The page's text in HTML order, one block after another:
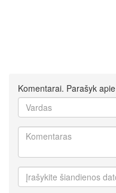
Komentarai. Parašyk apie